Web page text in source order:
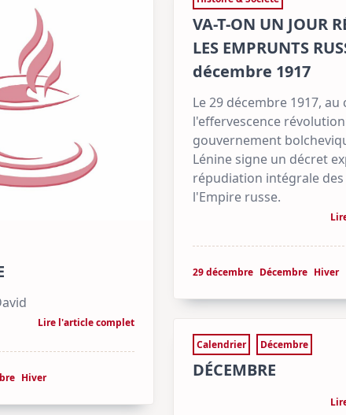
Lire l'article complet
Hiver
VA-T-ON UN JOUR
LES EMPRUNTS
décembre 1917
Le 29 décembre 1917,
l'effervescence
gouvernement
Lénine signe un décret
répudiation intégrale
l'Empire russe.
29 décembre Décembre Hiver
Calendrier Décembre
DÉCEMBRE